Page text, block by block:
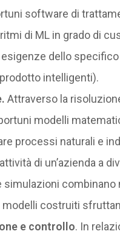
software di
di ML in grado di
dello
intelligenti).
Attraverso la
modelli
processi naturali e
di un’azienda a
simulazioni combinano
modelli costruiti
e controllo. In